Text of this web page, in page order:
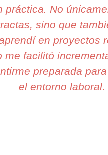
práctica. No
sino que
en proyectos
me facilitó
preparada
el entorno laboral.